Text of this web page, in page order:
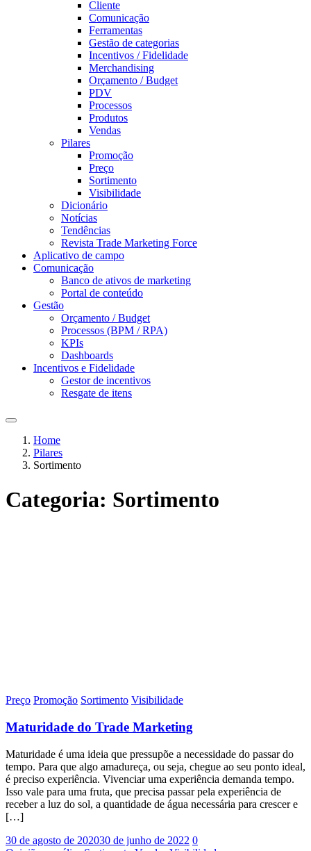
Cliente
Comunicação
Ferramentas
Gestão de categorias
Incentivos / Fidelidade
Merchandising
Orçamento / Budget
PDV
Processos
Produtos
Vendas
Pilares
Promoção
Preço
Sortimento
Visibilidade
Dicionário
Notícias
Tendências
Revista Trade Marketing Force
Aplicativo de campo
Comunicação
Banco de ativos de marketing
Portal de conteúdo
Gestão
Orçamento / Budget
Processos (BPM / RPA)
KPIs
Dashboards
Incentivos e Fidelidade
Gestor de incentivos
Resgate de itens
Home
Pilares
Sortimento
Categoria: Sortimento
Preço Promoção Sortimento Visibilidade
Maturidade do Trade Marketing
Maturidade é uma ideia que pressupõe a necessidade do passar do
tempo. Para que algo amadureça, ou seja, chegue ao seu ponto ideal,
é preciso experiência. Vivenciar uma experiência demanda tempo.
Isso vale para uma fruta, que precisa passar pela experiência de
receber a luz do sol, a quantidade de água necessária para crescer e
[…]
30 de agosto de 202030 de junho de 2022 0